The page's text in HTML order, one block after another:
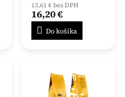
13,61 € bez DPH
16,20 €
Do košíka